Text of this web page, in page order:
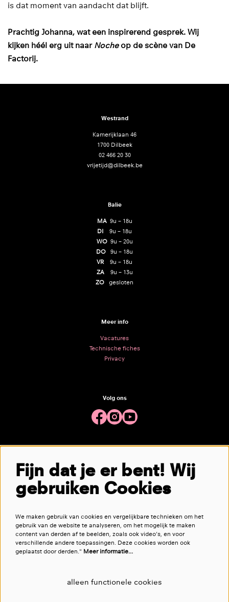
is dat moment van aandacht dat blijft.
Prachtig Johanna, wat een inspirerend gesprek. Wij
kijken héél erg uit naar Nocheop de scène van De
Factorij.
Westrand
Kamerijklaan 46
1700 Dilbeek
02 466 20 30
vrijetijd@dilbeek.be
Balie
MA 9u – 18u
DI 9u – 18u
WO9u – 20u
DO 9u – 18u
VR 9u – 18u
ZA
9u – 13u
ZO gesloten
Meer info
Vacatures
Technische fiches
Privacy
Volg ons
Meld je aan voor de nieuwsbrief
aanmelden
Deze site wordt beschermd door reCAPTCHA, dataverwerking gebeurt in overeenstemming met de
Cloud Data Processing
Addendumvan Google.
Fijn dat je er bent! Wij
gebruiken Cookies
We maken gebruik van cookies en vergelijkbare technieken om het
gebruik van de website te analyseren, om het mogelijk te maken
content van derden af te beelden, zoals ook video’s, en voor
verschillende andere toepassingen. Deze cookies worden ook
geplaatst door derden." Meer informatie…
alleen functionele cookies